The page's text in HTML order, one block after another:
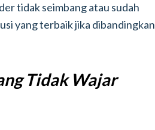
tidak seimbang atau sudah
yang terbaik jika dibandingkan
Tidak Wajar